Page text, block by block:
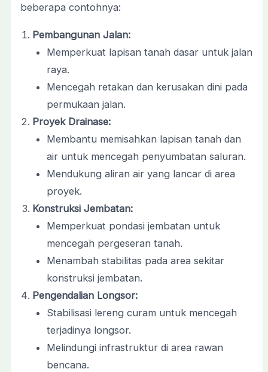
beberapa contohnya:
Pembangunan Jalan:
Memperkuat lapisan tanah dasar untuk jalan
raya.
Mencegah retakan dan kerusakan dini pada
permukaan jalan.
Proyek Drainase:
Membantu memisahkan lapisan tanah dan
air untuk mencegah penyumbatan saluran.
Mendukung aliran air yang lancar di area
proyek.
Konstruksi Jembatan:
Memperkuat pondasi jembatan untuk
mencegah pergeseran tanah.
Menambah stabilitas pada area sekitar
konstruksi jembatan.
Pengendalian Longsor:
Stabilisasi lereng curam untuk mencegah
terjadinya longsor.
Melindungi infrastruktur di area rawan
bencana.